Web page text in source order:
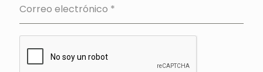
Correo electrónico *